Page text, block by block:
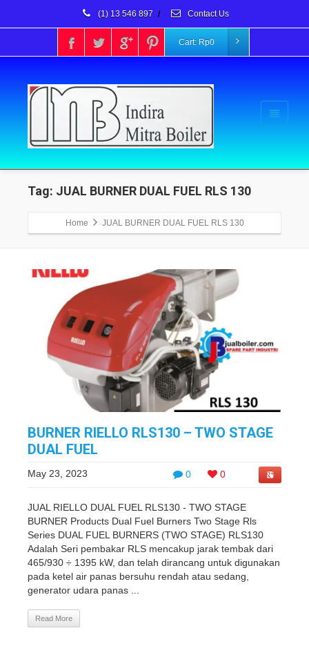
(1) 13 546 897 / Contact Us
Cart: Rp0
Tag: JUAL BURNER DUAL FUEL RLS 130
Home JUAL BURNER DUAL FUEL RLS 130
BURNER RIELLO RLS130 – TWO STAGE
DUAL FUEL
0 0
May 23, 2023
JUAL RIELLO DUAL FUEL RLS130 - TWO STAGE
BURNER Products Dual Fuel Burners Two Stage Rls
Series DUAL FUEL BURNERS (TWO STAGE) RLS130
Adalah Seri pembakar RLS mencakup jarak tembak dari
465/930 ÷ 1395 kW, dan telah dirancang untuk digunakan
pada ketel air panas bersuhu rendah atau sedang,
generator udara panas ...
Read More